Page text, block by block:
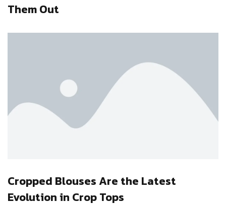
Them Out
Cropped Blouses Are the Latest
Evolution in Crop Tops